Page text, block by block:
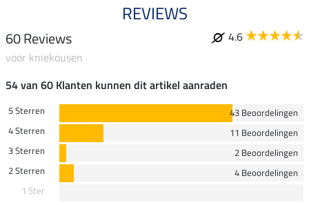
REVIEWS
60 Reviews
4.6
voor kniekousen
54 van 60 Klanten kunnen dit artikel aanraden
5 Sterren
43 Beoordelingen
4 Sterren
11 Beoordelingen
3 Sterren
2 Beoordelingen
2 Sterren
4 Beoordelingen
1 Ster